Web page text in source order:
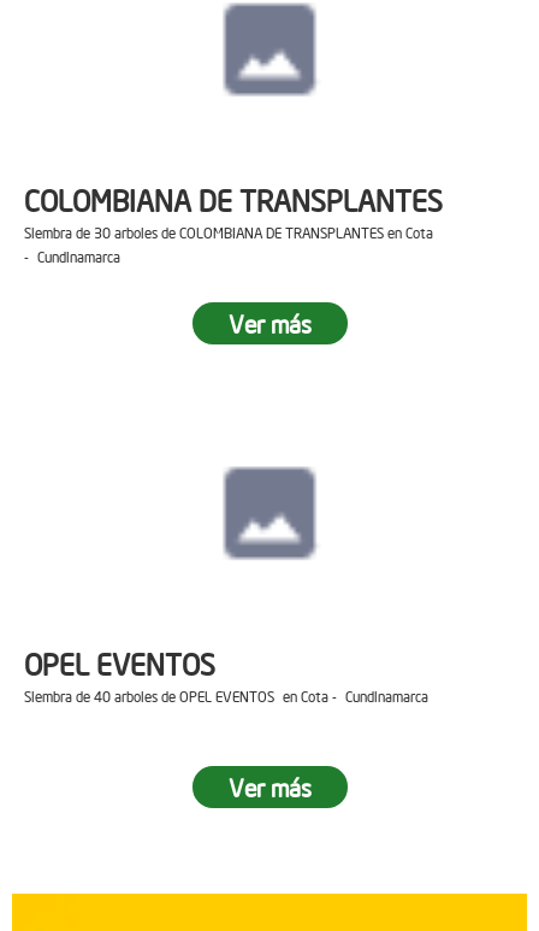
COLOMBIANA DE TRANSPLANTES
Siembra de 30 arboles de COLOMBIANA DE TRANSPLANTES en Cota
- Cundinamarca
Ver más
OPEL EVENTOS
Siembra de 40 arboles de OPEL EVENTOS en Cota - Cundinamarca
Ver más